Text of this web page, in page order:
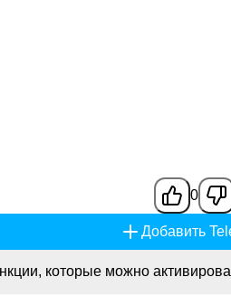
0
Добавить
которые можно